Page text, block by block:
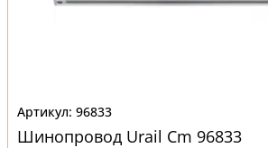
96833
Шинопровод Urail Cm 96833